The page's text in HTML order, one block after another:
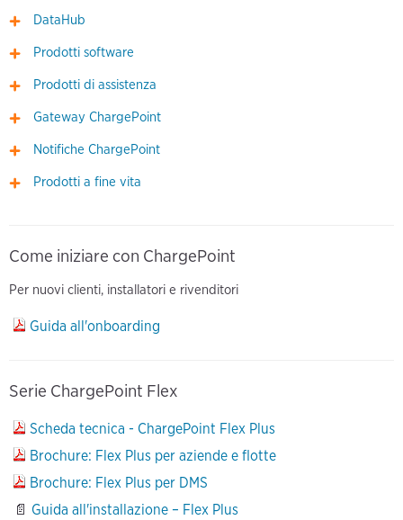
DataHub
Prodotti software
Prodotti di assistenza
Gateway ChargePoint
Notifiche ChargePoint
Prodotti a fine vita
Come iniziare con ChargePoint
Per nuovi clienti, installatori e rivenditori
Guida all'onboarding
Serie ChargePoint Flex
Scheda tecnica - ChargePoint Flex Plus
Brochure: Flex Plus per aziende e flotte
Brochure: Flex Plus per DMS
📄 Guida all'installazione – Flex Plus